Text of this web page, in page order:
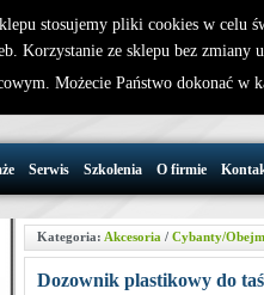
32 721 86
Serwis Szkolenia O firmie
Kategoria: Akcesoria / Cybanty/
Dozownik plastikowy do
stosujemy pliki cookies w celu
Korzystanie ze sklepu bez zmiany
Możecie Państwo dokonać w